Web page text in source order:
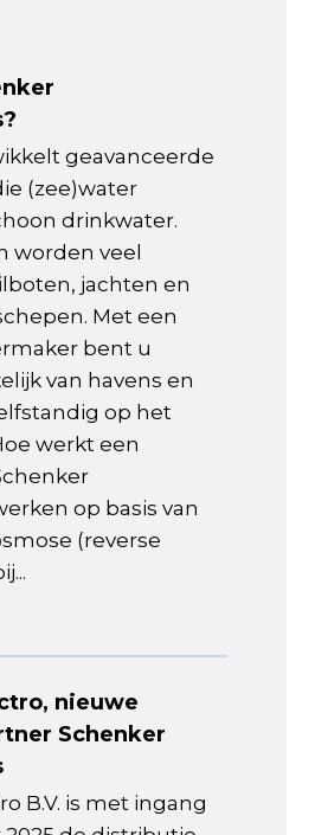
geavanceerde
(zee)water
drinkwater.
worden veel
jachten en
Met een
bent u
van havens en
op het
werkt een
op basis van
(reverse
nieuwe
Schenker
B.V. is met ingang